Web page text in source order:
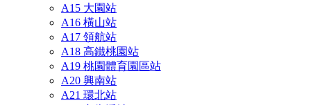
A15 大園站
A16 橫山站
A17 領航站
A18 高鐵桃園站
A19 桃園體育園區站
A20 興南站
A21 環北站